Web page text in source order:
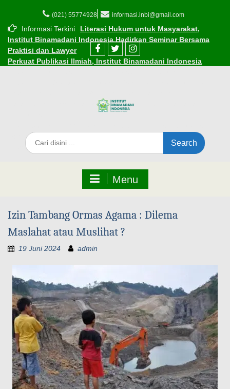
(021) 55774928 informasi.inbi@gmail.com
Informasi Terkini
Literasi Hukum untuk Masyarakat,
Institut Binamadani Indonesia Hadirkan Seminar Bersama
Praktisi dan Lawyer
Perkuat Publikasi Ilmiah, Institut Binamadani Indonesia
Cara Mudah Mendaftar Beasiswa di Institut Binamadani
Tantangan Ekonomi
Edaran Perkuliahan Selama Ramadhan 1447 H
Menu
Izin Tambang Ormas Agama : Dilema
Maslahat atau Muslihat ?
19 Juni 2024 admin